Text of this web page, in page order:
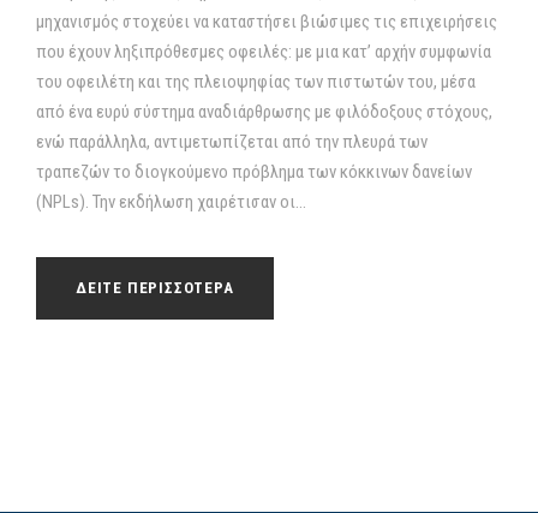
μηχανισμός στοχεύει να καταστήσει βιώσιμες τις επιχειρήσεις
που έχουν ληξιπρόθεσμες οφειλές: με μια κατ’ αρχήν συμφωνία
του οφειλέτη και της πλειοψηφίας των πιστωτών του, μέσα
από ένα ευρύ σύστημα αναδιάρθρωσης με φιλόδοξους στόχους,
ενώ παράλληλα, αντιμετωπίζεται από την πλευρά των
τραπεζών το διογκούμενο πρόβλημα των κόκκινων δανείων
(ΝPLs). Την εκδήλωση χαιρέτισαν οι...
ΔΕΙΤΕ ΠΕΡΙΣΣΟΤΕΡΑ